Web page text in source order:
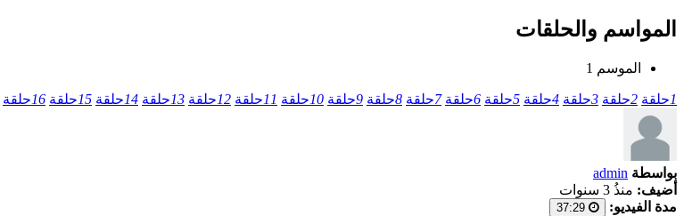
المواسم والحلقات
الموسم 1
1حلقة 2حلقة 3حلقة 4حلقة 5حلقة 6حلقة 7حلقة 8حلقة 9حلقة 10حلقة 11حلقة 12حلقة 13حلقة 14حلقة 15حلقة 16حلقة
بواسطة admin
أضيف: منذُ 3 سنوات
مدة الفيديو: